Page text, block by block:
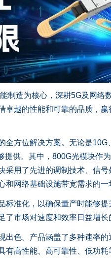
造为核心，深耕5G及网络
卓越的性能和可靠的品质，
方位解决方案。无论是10G
供。其中，800G光模块作
采用了先进的调制技术、信
网络基础设施带宽需求的一
准化，以确保量产时能够提
市场对速度和效率日益增长
色。产品涵盖了多种速率的
高性能、高可靠性、低功耗